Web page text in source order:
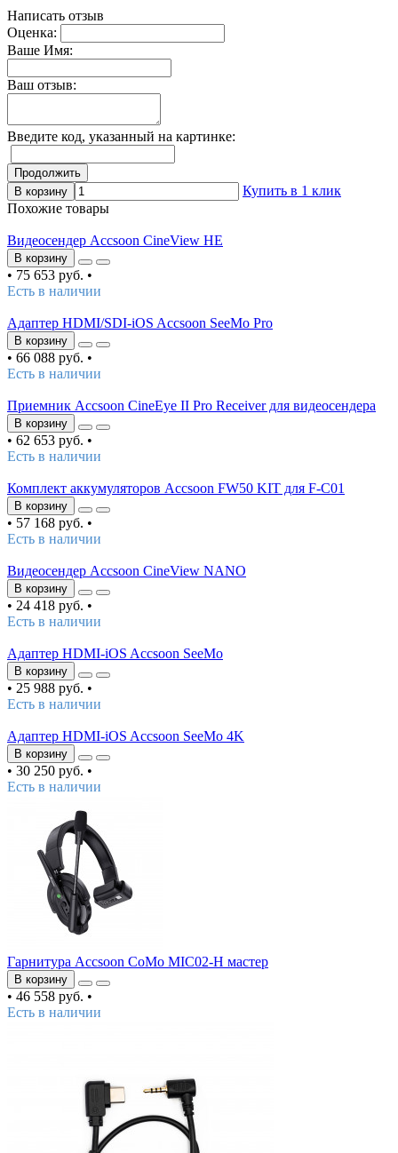
Написать отзыв
Оценка:
Ваше Имя:
Ваш отзыв:
Введите код, указанный на картинке:
Продолжить
В корзину
Купить в 1 клик
Похожие товары
Видеосендер Accsoon CineView HE
В корзину
• 75 653 руб. •
Есть в наличии
Адаптер HDMI/SDI-iOS Accsoon SeeMo Pro
В корзину
• 66 088 руб. •
Есть в наличии
Приемник Accsoon CineEye II Pro Receiver для видеосендера
В корзину
• 62 653 руб. •
Есть в наличии
Комплект аккумуляторов Accsoon FW50 KIT для F-C01
В корзину
• 57 168 руб. •
Есть в наличии
Видеосендер Accsoon CineView NANO
В корзину
• 24 418 руб. •
Есть в наличии
Адаптер HDMI-iOS Accsoon SeeMo
В корзину
• 25 988 руб. •
Есть в наличии
Адаптер HDMI-iOS Accsoon SeeMo 4K
В корзину
• 30 250 руб. •
Есть в наличии
Гарнитура Accsoon CoMo MIC02-H мастер
В корзину
• 46 558 руб. •
Есть в наличии